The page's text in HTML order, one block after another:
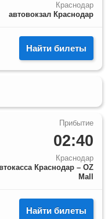
Краснодар
автовокзал Краснодар
Найти билеты
02:40
Краснодар
Краснодар – OZ
Mall
Найти билеты